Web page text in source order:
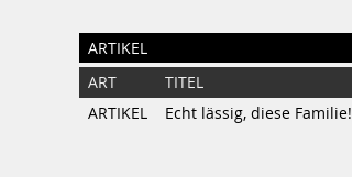
ARTIKEL
ART TITEL
ARTIKEL
Echt lässig, diese Familie!